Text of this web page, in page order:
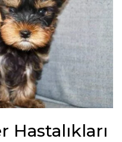
Hastalıkları